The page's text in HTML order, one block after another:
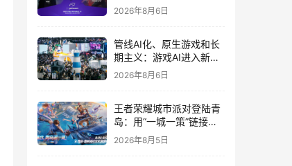
戏展产品阵容
2026年8月6日
管线AI化、原生游戏和长
期主义：游戏AI进入新共
识时代
2026年8月6日
王者荣耀城市派对登陆青
岛：用“一城一策”链接海
洋场景，以双向奔赴带动
夏日文旅
2026年8月5日